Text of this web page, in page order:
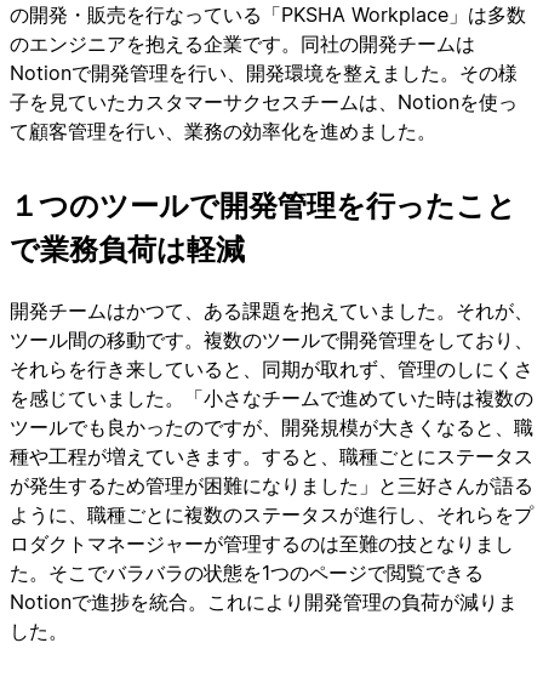
の開発・販売を行なっている「PKSHA Workplace」は多数
のエンジニアを抱える企業です。同社の開発チームは
Notionで開発管理を行い、開発環境を整えました。その様
子を見ていたカスタマーサクセスチームは、Notionを使っ
て顧客管理を行い、業務の効率化を進めました。
１つのツールで開発管理を行ったこと
で業務負荷は軽減
開発チームはかつて、ある課題を抱えていました。それが、
ツール間の移動です。複数のツールで開発管理をしており、
それらを行き来していると、同期が取れず、管理のしにくさ
を感じていました。「小さなチームで進めていた時は複数の
ツールでも良かったのですが、開発規模が大きくなると、職
種や工程が増えていきます。すると、職種ごとにステータス
が発生するため管理が困難になりました」と三好さんが語る
ように、職種ごとに複数のステータスが進行し、それらをプ
ロダクトマネージャーが管理するのは至難の技となりまし
た。そこでバラバラの状態を1つのページで閲覧できる
Notionで進捗を統合。これにより開発管理の負荷が減りま
した。